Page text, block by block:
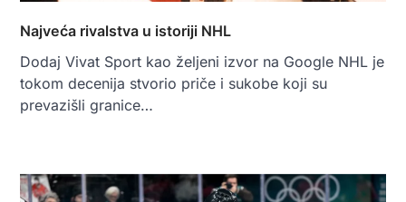
Najveća rivalstva u istoriji NHL
Dodaj Vivat Sport kao željeni izvor na Google NHL je
tokom decenija stvorio priče i sukobe koji su
prevazišli granice…